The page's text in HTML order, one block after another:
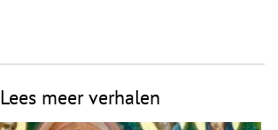
Lees meer verhalen